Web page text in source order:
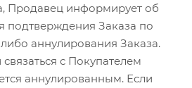
Продавец информирует об
подтверждения Заказа по
аннулирования Заказа.
с Покупателем
аннулированным. Если